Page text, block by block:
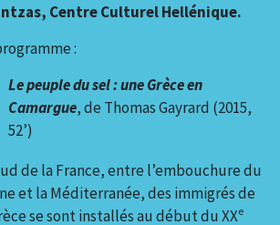
Centre Culturel Hellénique.
:
Le peuple du sel : une Grèce en
Camargue, de Thomas Gayrard (2015,
52’)
de la France, entre l’embouchure du
et la Méditerranée, des immigrés de
se sont installés au début du XXe